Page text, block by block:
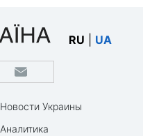
RU UA
Новости Украины
Аналитика